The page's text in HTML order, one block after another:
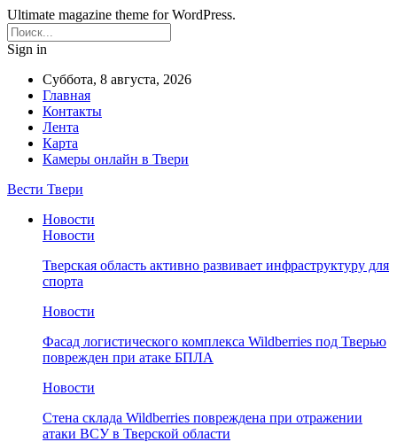
Ultimate magazine theme for WordPress.
Sign in
Суббота, 8 августа, 2026
Главная
Контакты
Лента
Карта
Камеры онлайн в Твери
Вести Твери
Новости
Новости
Тверская область активно развивает инфраструктуру для
спорта
Новости
Фасад логистического комплекса Wildberries под Тверью
поврежден при атаке БПЛА
Новости
Стена склада Wildberries повреждена при отражении
атаки ВСУ в Тверской области